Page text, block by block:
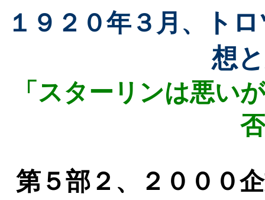
１９２０年３月、
ト
想
「スターリンは悪い
第５部２、
２０００